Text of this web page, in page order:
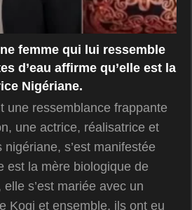
femme qui lui ressemble
d’eau affirme qu’elle est la
Nigériane.
une ressemblance frappante
une actrice, réalisatrice et
s’est manifestée
est la mère biologique de
elle s’est mariée avec un
Kogi et ensemble, ils ont eu